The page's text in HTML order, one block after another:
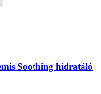
Soothing hidratáló